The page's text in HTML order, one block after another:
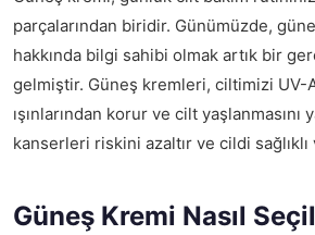
parçalarından biridir. Günümüzde,
hakkında bilgi sahibi olmak artık bir
gelmiştir. Güneş kremleri, ciltimizi UV-
ışınlarından korur ve cilt yaşlanmasını
kanserleri riskini azaltır ve cildi
Güneş Kremi Nasıl